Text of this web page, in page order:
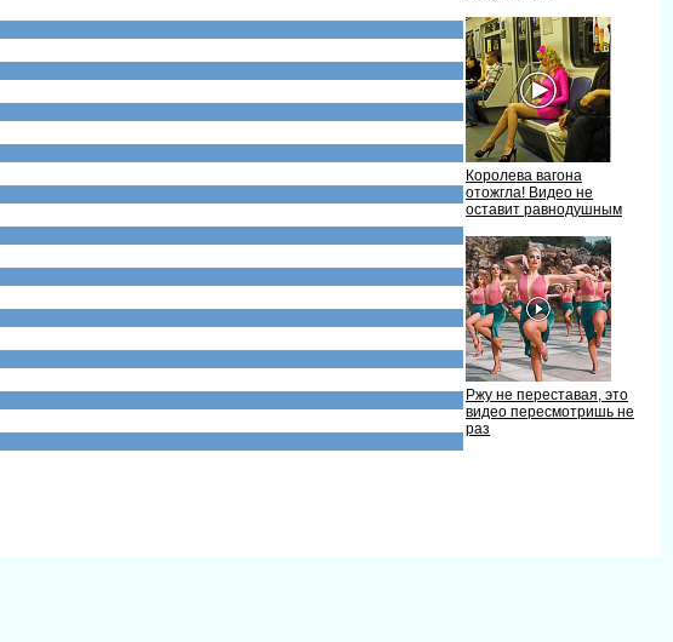
Королева вагона
отожгла! Видео не
оставит равнодушным
Ржу не переставая, это
идео пересмотришь не
раз